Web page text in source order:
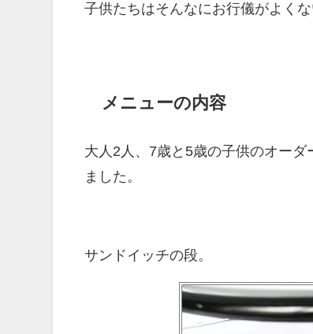
子供たちはそんなにお行儀がよく
メニューの内容
大人2人、7歳と5歳の子供のオー
ました。
サンドイッチの段。